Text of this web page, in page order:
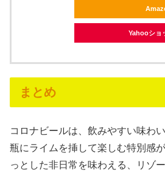
Yahooショ
まとめ
コロナビールは、飲みやすい味わ
瓶にライムを挿して楽しむ特別感
っとした非日常を味わえる、リゾ